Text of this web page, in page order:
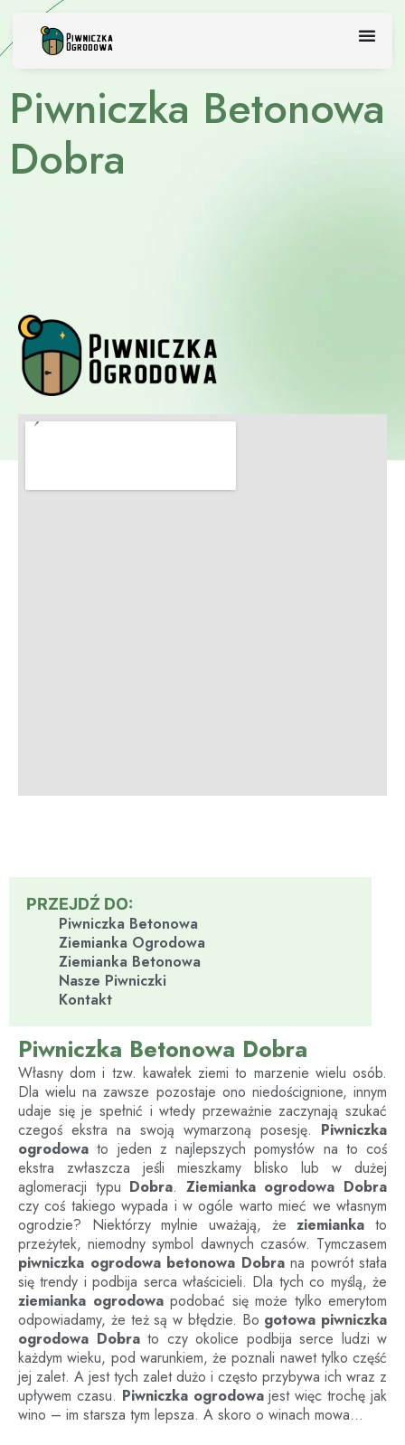
content
Piwniczka Betonowa
Dobra
PRZEJDŹ DO:
Piwniczka Betonowa
Ziemianka Ogrodowa
Ziemianka Betonowa
Nasze Piwniczki
Kontakt
Piwniczka Betonowa Dobra
Własny dom i tzw. kawałek ziemi to marzenie wielu osób.
Dla wielu na zawsze pozostaje ono niedoścignione, innym
udaje się je spełnić i wtedy przeważnie zaczynają szukać
czegoś ekstra na swoją wymarzoną posesję. Piwniczka
ogrodowa to jeden z najlepszych pomysłów na to coś
ekstra zwłaszcza jeśli mieszkamy blisko lub w dużej
aglomeracji typu Dobra. Ziemianka ogrodowa Dobra
czy coś takiego wypada i w ogóle warto mieć we własnym
ogrodzie? Niektórzy mylnie uważają, żeziemianka to
przeżytek, niemodny symbol dawnych czasów. Tymczasem
piwniczka ogrodowa betonowa Dobra na powrót stała
się trendy i podbija serca właścicieli. Dla tych co myślą, że
ziemianka ogrodowapodobać się może tylko emerytom
odpowiadamy, że też są w błędzie. Bo gotowa piwniczka
ogrodowa Dobra to czy okolice podbija serce ludzi w
każdym wieku, pod warunkiem, że poznali nawet tylko część
jej zalet. A jest tych zalet dużo i często przybywa ich wraz z
upływem czasu. Piwniczka ogrodowajest więc trochę jak
wino – im starsza tym lepsza. A skoro o winach mowa…